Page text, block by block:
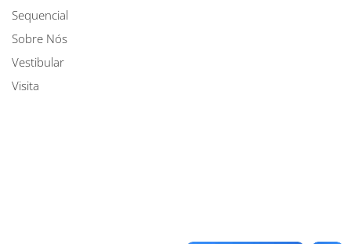
Sequencial
Sobre Nós
Vestibular
Visita